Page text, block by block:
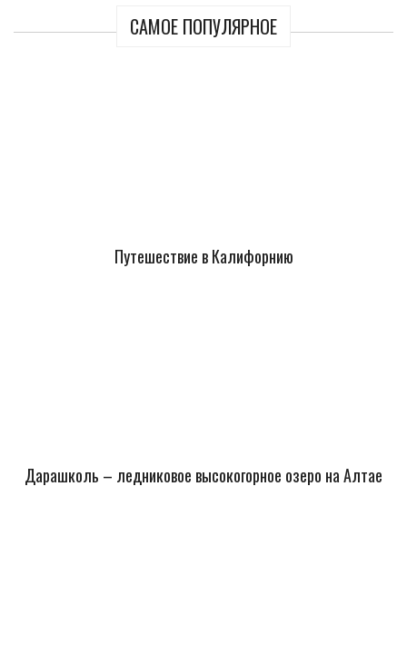
САМОЕ ПОПУЛЯРНОЕ
Путешествие в Калифорнию
Дарашколь – ледниковое высокогорное озеро на Алтае